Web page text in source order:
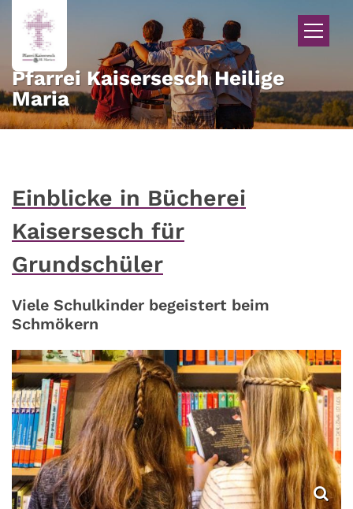
Zum Inhalt springen
Pfarrei Kaisersesch Heilige
Maria
Einblicke in Bücherei
Kaisersesch für
Grundschüler
Viele Schulkinder begeistert beim
Schmökern